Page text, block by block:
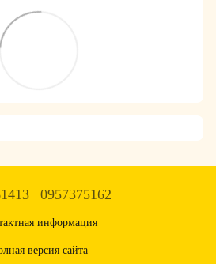
0957375162
информация
версия сайта